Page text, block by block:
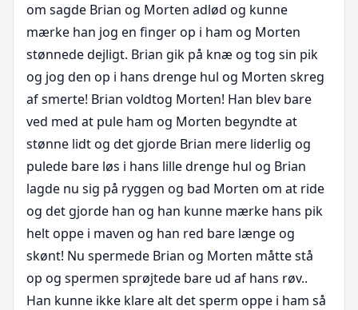
om sagde Brian og Morten adlød og kunne
mærke han jog en finger op i ham og Morten
stønnede dejligt. Brian gik på knæ og tog sin pik
og jog den op i hans drenge hul og Morten skreg
af smerte! Brian voldtog Morten! Han blev bare
ved med at pule ham og Morten begyndte at
stønne lidt og det gjorde Brian mere liderlig og
pulede bare løs i hans lille drenge hul og Brian
lagde nu sig på ryggen og bad Morten om at ride
og det gjorde han og han kunne mærke hans pik
helt oppe i maven og han red bare længe og
skønt! Nu spermede Brian og Morten måtte stå
op og spermen sprøjtede bare ud af hans røv..
Han kunne ikke klare alt det sperm oppe i ham så